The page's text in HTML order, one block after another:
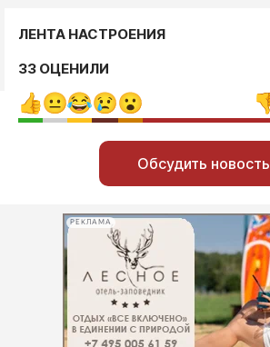
ЛЕНТА НАСТРОЕНИЯ
33 ОЦЕНИЛИ
Обсудить новость
РЕКЛАМА